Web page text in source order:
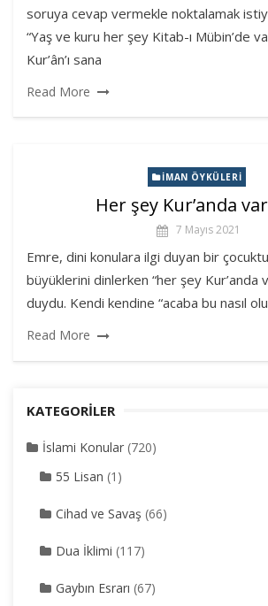
soruya cevap vermekle noktalamak
“Yaş ve kuru her şey Kitab-ı Mübin’de
Kur’ân’ı sana
Read More
İMAN ÖYKÜLERI
Her şey Kur’anda var
7 Mayıs 2021
Emre, dini konulara ilgi duyan bir
büyüklerini dinlerken “her şey Kur’anda
duydu. Kendi kendine “acaba bu nasıl
Read More
KATEGORILER
İslami Konular (720)
55 Lisan (1)
Cihad ve Savaş (66)
Dua İklimi (117)
Gaybın Esrarı (67)